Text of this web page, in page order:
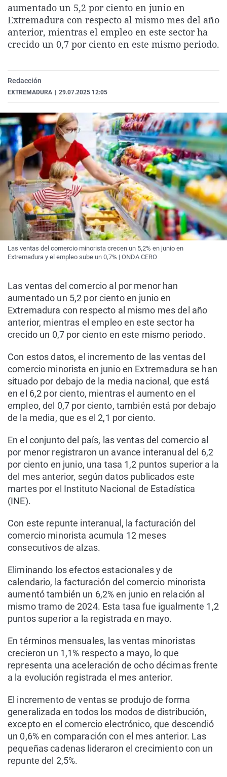
La rosa de los vientos
Gente viajera
Como el perro y el
Caso
Retornados
Equipo de
Extremadura
Galicia
La Rioja
Virales
Televisión
Elecciones
aumentado un 5,2 por ciento en junio en
Extremadura con respecto al mismo mes del año
anterior, mientras el empleo en este sector ha
crecido un 0,7 por ciento en este mismo periodo.
Redacción
EXTREMADURA 29.07.2025 12:05
Las ventas del comercio minorista crecen un 5,2% en junio en
Extremadura y el empleo sube un 0,7% | ONDA CERO
Las ventas del comercio al por menor han
aumentado un 5,2 por ciento en junio en
Extremadura con respecto al mismo mes del año
anterior, mientras el empleo en este sector ha
crecido un 0,7 por ciento en este mismo periodo.
Con estos datos, el incremento de las ventas del
comercio minorista en junio en Extremadura se han
situado por debajo de la media nacional, que está
en el 6,2 por ciento, mientras el aumento en el
empleo, del 0,7 por ciento, también está por debajo
de la media, que es el 2,1 por ciento.
En el conjunto del país, las ventas del comercio al
por menor registraron un avance interanual del 6,2
por ciento en junio, una tasa 1,2 puntos superior a la
del mes anterior, según datos publicados este
martes por el Instituto Nacional de Estadística
(INE).
Con este repunte interanual, la facturación del
comercio minorista acumula 12 meses
consecutivos de alzas.
Eliminando los efectos estacionales y de
calendario, la facturación del comercio minorista
aumentó también un 6,2% en junio en relación al
mismo tramo de 2024. Esta tasa fue igualmente 1,2
puntos superior a la registrada en mayo.
En términos mensuales, las ventas minoristas
crecieron un 1,1% respecto a mayo, lo que
representa una aceleración de ocho décimas frente
a la evolución registrada el mes anterior.
El incremento de ventas se produjo de forma
generalizada en todos los modos de distribución,
excepto en el comercio electrónico, que descendió
un 0,6% en comparación con el mes anterior. Las
pequeñas cadenas lideraron el crecimiento con un
repunte del 2,5%.